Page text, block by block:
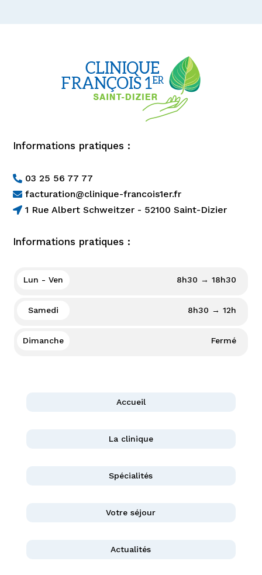
Informations pratiques :
 03 25 56 77 77
 facturation@clinique-francois1er.fr
 1 Rue Albert Schweitzer - 52100 Saint-Dizier
Informations pratiques :
Lun - Ven 8h30 → 18h30
Samedi 8h30 → 12h
Dimanche Fermé
Accueil
La clinique
Spécialités
Votre séjour
Actualités